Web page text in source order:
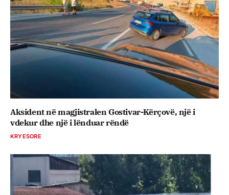
Aksident në magjistralen Gostivar-Kërçovë, një i
vdekur dhe një i lënduar rëndë
KRYESORE